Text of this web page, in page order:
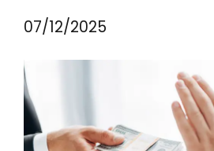
07/12/2025